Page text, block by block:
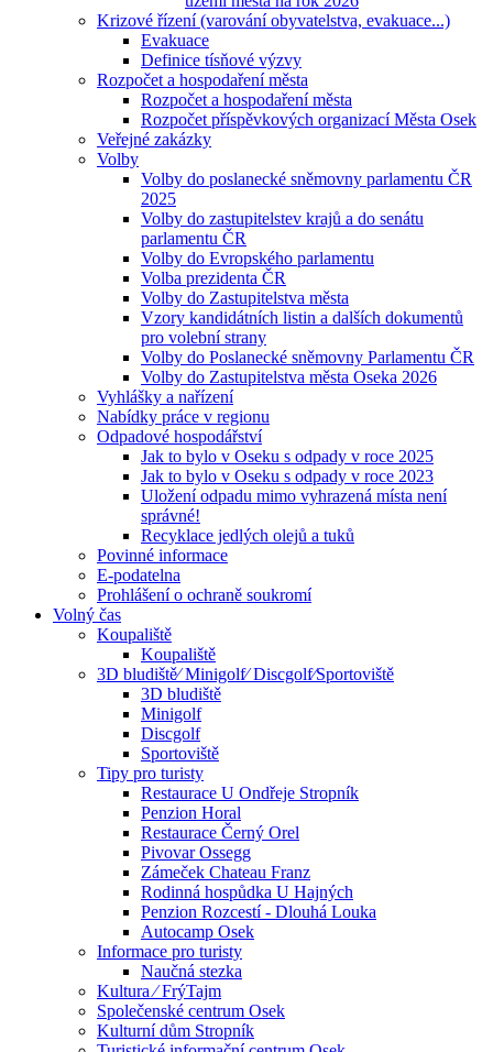
Krizové řízení (varování obyvatelstva, evakuace...)
Evakuace
Definice tísňové výzvy
Rozpočet a hospodaření města
Rozpočet a hospodaření města
Rozpočet příspěvkových organizací Města Osek
Veřejné zakázky
Volby
Volby do poslanecké sněmovny parlamentu ČR
2025
Volby do zastupitelstev krajů a do senátu
parlamentu ČR
Volby do Evropského parlamentu
Volba prezidenta ČR
Volby do Zastupitelstva města
Vzory kandidátních listin a dalších dokumentů
pro volební strany
Volby do Poslanecké sněmovny Parlamentu ČR
Volby do Zastupitelstva města Oseka 2026
Vyhlášky a nařízení
Nabídky práce v regionu
Odpadové hospodářství
Jak to bylo v Oseku s odpady v roce 2025
Jak to bylo v Oseku s odpady v roce 2023
Uložení odpadu mimo vyhrazená místa není
správné!
Recyklace jedlých olejů a tuků
Povinné informace
E-podatelna
Prohlášení o ochraně soukromí
Volný čas
Koupaliště
Koupaliště
3D bludiště⁄ Minigolf⁄ Discgolf⁄Sportoviště
3D bludiště
Minigolf
Discgolf
Sportoviště
Tipy pro turisty
Restaurace U Ondřeje Stropník
Penzion Horal
Restaurace Černý Orel
Pivovar Ossegg
Zámeček Chateau Franz
Rodinná hospůdka U Hajných
Penzion Rozcestí - Dlouhá Louka
Autocamp Osek
Informace pro turisty
Naučná stezka
Kultura ⁄ FrýTajm
Společenské centrum Osek
Kulturní dům Stropník